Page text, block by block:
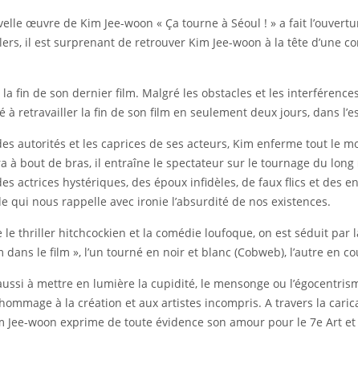
œuvre de Kim Jee-woon « Ça tourne à Séoul ! » a fait
il est surprenant de retrouver Kim Jee-woon à la tête d’une
fin de son dernier film. Malgré les obstacles et les
retravailler la fin de son film en seulement deux jours, dans
autorités et les caprices de ses acteurs, Kim enferme tout le
à bout de bras, il entraîne le spectateur sur le tournage du
actrices hystériques, des époux infidèles, de faux flics et des
qui nous rappelle avec ironie l’absurdité de nos existences.
thriller hitchcockien et la comédie loufoque, on est séduit
le film », l’un tourné en noir et blanc (Cobweb), l’autre en
à mettre en lumière la cupidité, le mensonge ou
à la création et aux artistes incompris. A travers la
woon exprime de toute évidence son amour pour le 7e Art